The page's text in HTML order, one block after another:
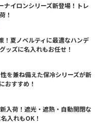
ナイロンシリーズ新登場！トレ
！
！夏ノベルティに最適なハンデ
ッズに名入れもお任せ！
を兼ね備えた保冷シリーズが新
おすすめ！
入荷！遮光・遮熱・自動開閉な
入れもOK！